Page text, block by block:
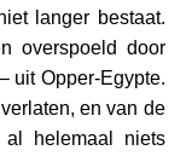
langer bestaat.
overspoeld door
uit Opper-Egypte.
en van de
helemaal niets